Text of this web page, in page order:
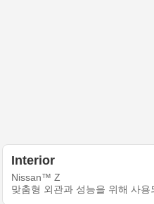
Interior
Nissan™ Z
맞춤형 외관과 성능을 위해 사